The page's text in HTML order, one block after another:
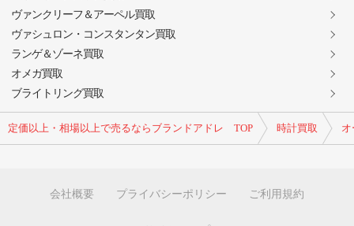
定価以上・相場以上で売るならブランドアドレ TOP 時計買取
ヴァンクリーフ＆アーペル買取
ヴァシュロン・コンスタンタン買取
ランゲ＆ゾーネ買取
オメガ買取
ブライトリング買取
会社概要 プライバシーポリシー ご利用規約